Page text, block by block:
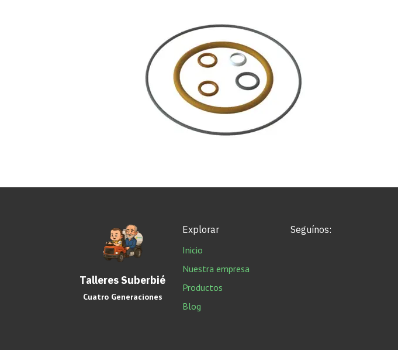
Talleres Suberbié
Cuatro Generaciones
Explorar
Inicio
Nuestra empresa
Productos
Blog
Seguínos: